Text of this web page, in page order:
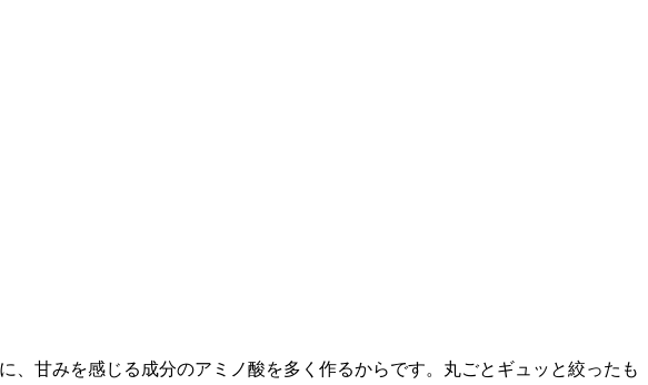
甘みを感じる成分のアミノ酸を多く作るからです。丸ごとギュッと絞ったも